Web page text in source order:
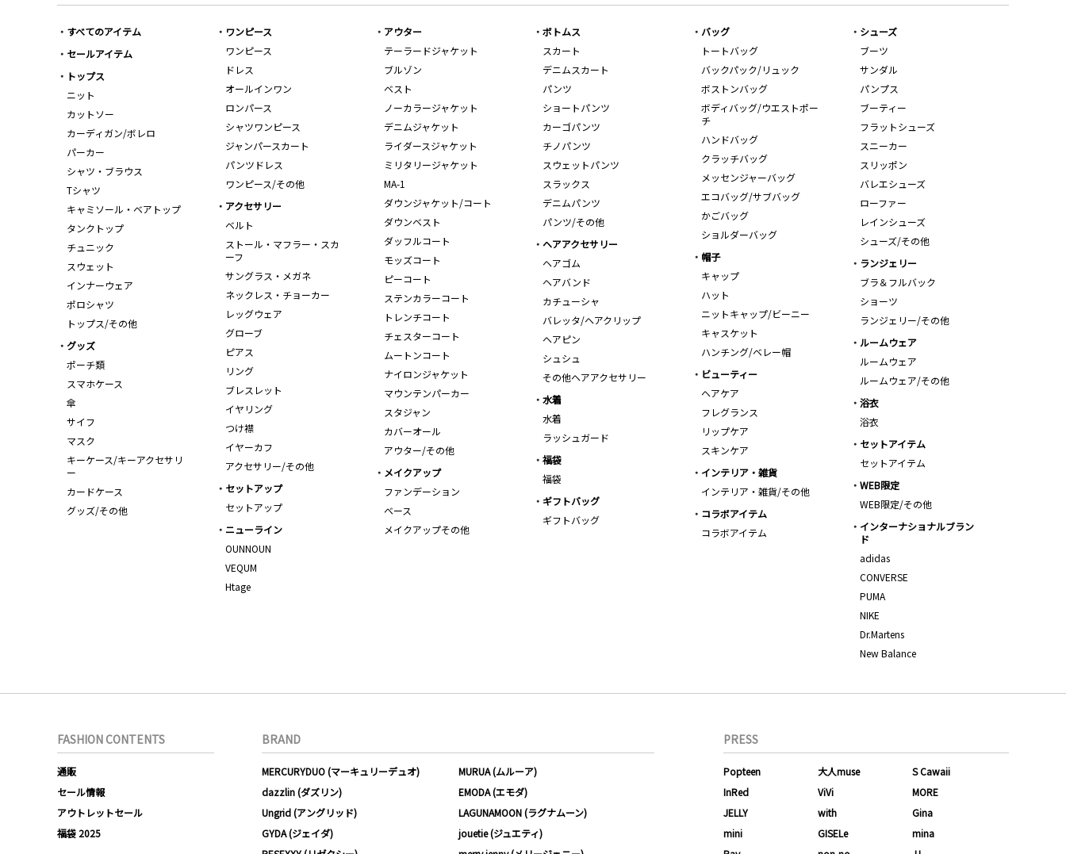
すべてのアイテム
セールアイテム
トップス
ニット
カットソー
カーディガン/ボレロ
パーカー
シャツ・ブラウス
Tシャツ
キャミソール・ベアトップ
タンクトップ
チュニック
スウェット
インナーウェア
ポロシャツ
トップス/その他
ワンピース
ワンピース
ドレス
オールインワン
ロンパース
シャツワンピース
ジャンパースカート
パンツドレス
ワンピース/その他
アウター
テーラードジャケット
ブルゾン
ベスト
ノーカラージャケット
デニムジャケット
ライダースジャケット
ミリタリージャケット
MA-1
ダウンジャケット/コート
ダウンベスト
ダッフルコート
モッズコート
ピーコート
ステンカラーコート
トレンチコート
チェスターコート
ムートンコート
ナイロンジャケット
マウンテンパーカー
スタジャン
カバーオール
アウター/その他
ボトムス
スカート
デニムスカート
パンツ
ショートパンツ
カーゴパンツ
チノパンツ
スウェットパンツ
スラックス
デニムパンツ
パンツ/その他
バッグ
トートバッグ
バックパック/リュック
ボストンバッグ
ボディバッグ/ウエストポー
チ
ハンドバッグ
クラッチバッグ
メッセンジャーバッグ
エコバッグ/サブバッグ
かごバッグ
ショルダーバッグ
シューズ
ブーツ
サンダル
パンプス
ブーティー
フラットシューズ
スニーカー
スリッポン
バレエシューズ
ローファー
レインシューズ
シューズ/その他
アクセサリー
ベルト
ストール・マフラー・スカ
ーフ
サングラス・メガネ
ネックレス・チョーカー
レッグウェア
グローブ
ピアス
リング
ブレスレット
イヤリング
つけ襟
イヤーカフ
アクセサリー/その他
ヘアアクセサリー
ヘアゴム
ヘアバンド
カチューシャ
バレッタ/ヘアクリップ
ヘアピン
シュシュ
その他ヘアアクセサリー
帽子
キャップ
ハット
ニットキャップ/ビーニー
キャスケット
ハンチング/ベレー帽
ランジェリー
ブラ＆フルバック
ショーツ
ランジェリー/その他
ルームウェア
ルームウェア
ルームウェア/その他
グッズ
ポーチ類
スマホケース
傘
サイフ
マスク
キーケース/キーアクセサリ
ー
カードケース
グッズ/その他
ビューティー
ヘアケア
フレグランス
リップケア
スキンケア
水着
水着
ラッシュガード
浴衣
浴衣
セットアイテム
セットアイテム
福袋
福袋
メイクアップ
ファンデーション
ベース
メイクアップその他
インテリア・雑貨
インテリア・雑貨/その他
WEB限定
WEB限定/その他
セットアップ
セットアップ
ギフトバッグ
ギフトバッグ
コラボアイテム
コラボアイテム
インターナショナルブラン
ド
adidas
CONVERSE
PUMA
NIKE
Dr.Martens
New Balance
ニューライン
OUNNOUN
VEQUM
Htage
FASHION CONTENTS
通販
セール情報
アウトレットセール
福袋 2025
BRAND
MERCURYDUO (マーキュリーデュオ)
MURUA (ムルーア)
dazzlin (ダズリン)
EMODA (エモダ)
Ungrid (アングリッド)
LAGUNAMOON (ラグナムーン)
GYDA (ジェイダ)
jouetie (ジュエティ)
PRESS
Popteen 大人muse
S Cawaii
InRed
ViVi
MORE
JELLY
with
Gina
mini
GISELe
mina